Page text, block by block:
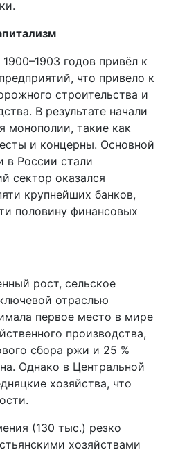
годов привёл к
что привело к
строительства и
В результате начали
монополии, такие как
и концерны. Основной
в России стали
сектор оказался
крупнейших банков,
половину финансовых
рост, сельское
отраслью
первое место в мире
производства,
сбора ржи и 25 %
Однако в Центральной
хозяйства, что
(130 тыс.) резко
хозяйствами